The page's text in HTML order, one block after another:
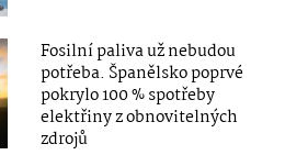
Fosilní paliva už nebudou
potřeba. Španělsko poprvé
pokrylo 100 % spotřeby
elektřiny z obnovitelných
zdrojů